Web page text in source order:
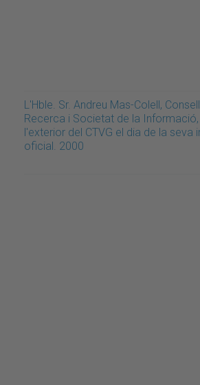
L'Hble. Sr. Andreu Mas-Colell,
Recerca i Societat de la
l'exterior del CTVG el dia de la seva
oficial. 2000